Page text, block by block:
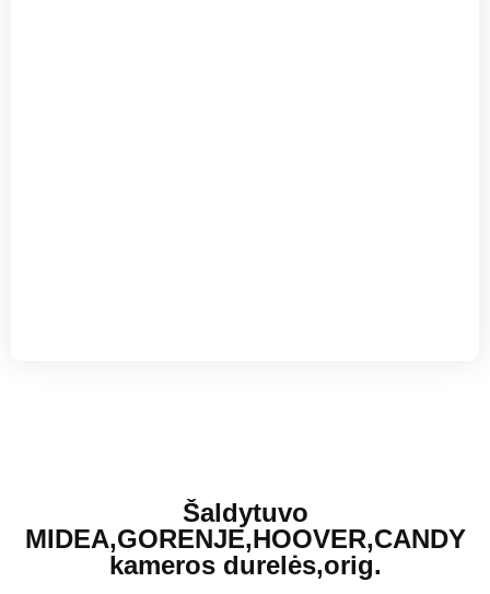
Šaldytuvo
MIDEA,GORENJE,HOOVER,CANDY
kameros durelės,orig.